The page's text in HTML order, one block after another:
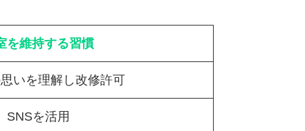
を維持する習慣
いを理解し改修許可
SNSを活用